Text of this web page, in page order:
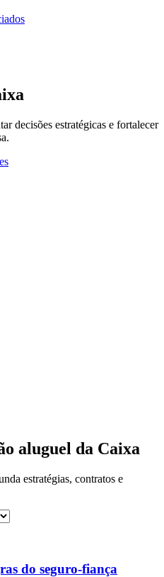
decisões estratégicas e fortalecer
aluguel da Caixa
estratégias, contratos e
do seguro-fiança